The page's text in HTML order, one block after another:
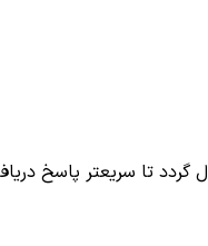
گردد تا سریعتر پاسخ